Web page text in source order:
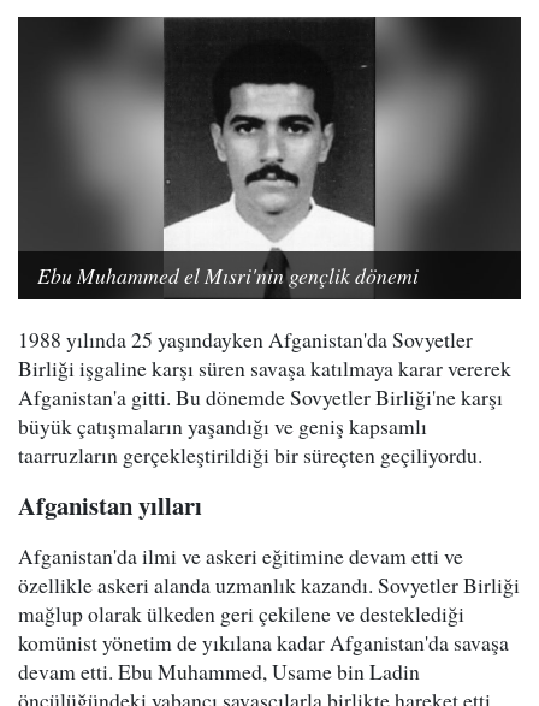
Ebu Muhammed el Mısri'nin gençlik dönemi
1988 yılında 25 yaşındayken Afganistan'da Sovyetler
Birliği işgaline karşı süren savaşa katılmaya karar vererek
Afganistan'a gitti. Bu dönemde Sovyetler Birliği'ne karşı
büyük çatışmaların yaşandığı ve geniş kapsamlı
taarruzların gerçekleştirildiği bir süreçten geçiliyordu.
Afganistan yılları
Afganistan'da ilmi ve askeri eğitimine devam etti ve
özellikle askeri alanda uzmanlık kazandı. Sovyetler Birliği
mağlup olarak ülkeden geri çekilene ve desteklediği
komünist yönetim de yıkılana kadar Afganistan'da savaşa
devam etti. Ebu Muhammed, Usame bin Ladin
öncülüğündeki yabancı savaşçılarla birlikte hareket etti.